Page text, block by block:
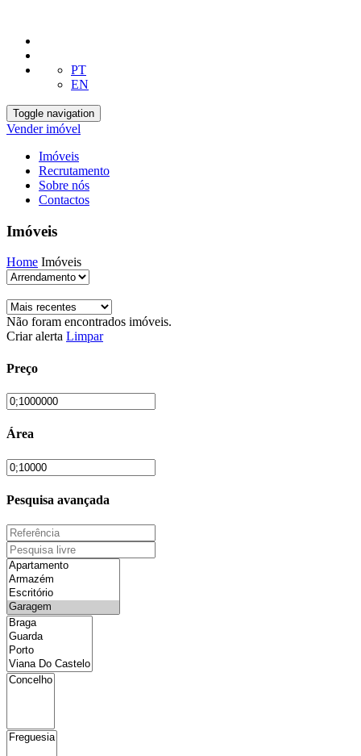
PT
EN
Toggle navigation
Vender imóvel
Imóveis
Recrutamento
Sobre nós
Contactos
Imóveis
Home Imóveis
Não foram encontrados imóveis.
Criar alerta Limpar
Preço
Área
Pesquisa avançada